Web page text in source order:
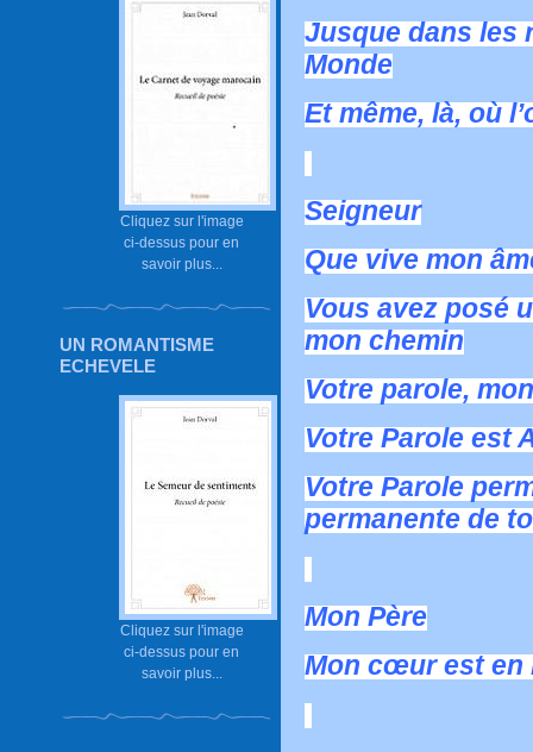
Cliquez sur l'image
ci-dessus pour en
savoir plus...
UN ROMANTISME
ECHEVELE
Cliquez sur l'image
ci-dessus pour en
savoir plus...
Jusque dans les
Monde
Et même, là, où
Seigneur
Que vive mon
Vous avez posé
mon chemin
Votre parole,
Votre Parole est
Votre Parole
permanente de
Mon Père
Mon cœur est en